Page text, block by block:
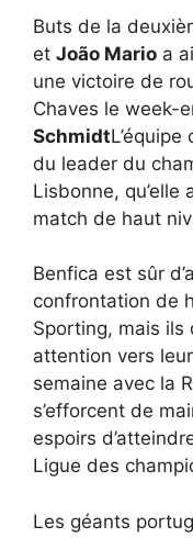
Buts de la
et João Mario a
une victoire de
Chaves le week-
Schmidt
du leader du
Lisbonne,
match de haut
Benfica est sûr
confrontation de
Sporting, mais ils
attention vers
semaine avec la
s’efforcent de
espoirs
Ligue des
Les géants